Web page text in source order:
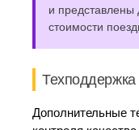
и представлены
стоимости
Техподдержка
Дополнительные